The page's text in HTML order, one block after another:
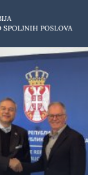
SPOLJNIH POSLOVA